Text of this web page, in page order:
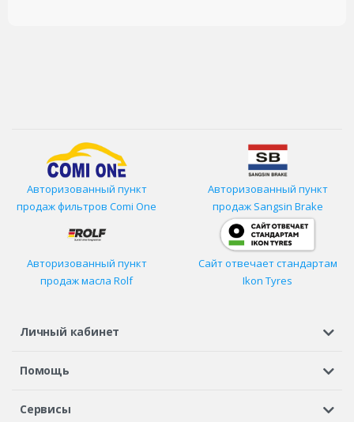
Авторизованный пункт
продаж фильтров Comi One
Авторизованный пункт
продаж Sangsin Brake
Авторизованный пункт
продаж масла Rolf
Сайт отвечает стандартам
Ikon Tyres
Личный кабинет
Регистрация или вход
Помощь
Шины в кредит
Сервисы